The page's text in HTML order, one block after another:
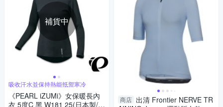
補貨中
吸收汗水並保持熱能抵禦寒冷
《PEARL iZUMi》女保暖長內
衣 5度C 黑 W181 25(日本製/保
商店 出清 Frontier NERVE TR